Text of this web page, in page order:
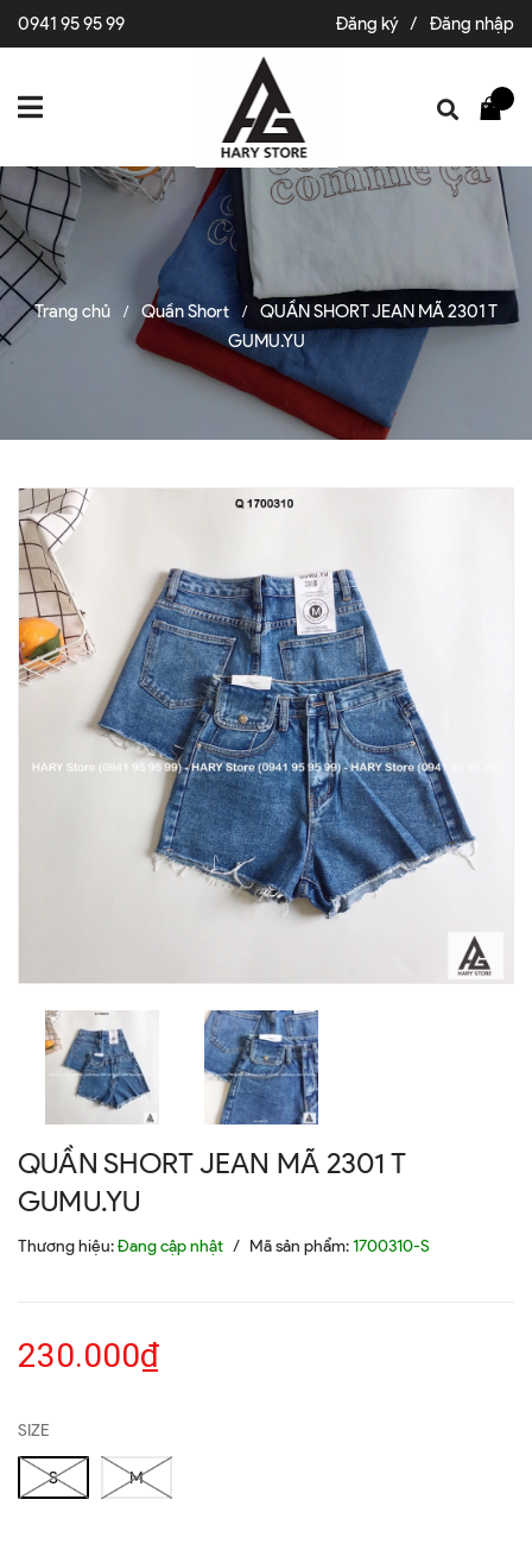
0941 95 95 99 Đăng ký / Đăng nhập
Trang chủ / Quần Short /
QUẦN SHORT JEAN MÃ 2301 T
GUMU.YU
QUẦN SHORT JEAN MÃ 2301 T
GUMU.YU
Thương hiệu:Đang cập nhật / Mã sản phẩm:1700310-S
230.000₫
SIZE
S M